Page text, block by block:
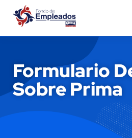
Formulario
Sobre Prima